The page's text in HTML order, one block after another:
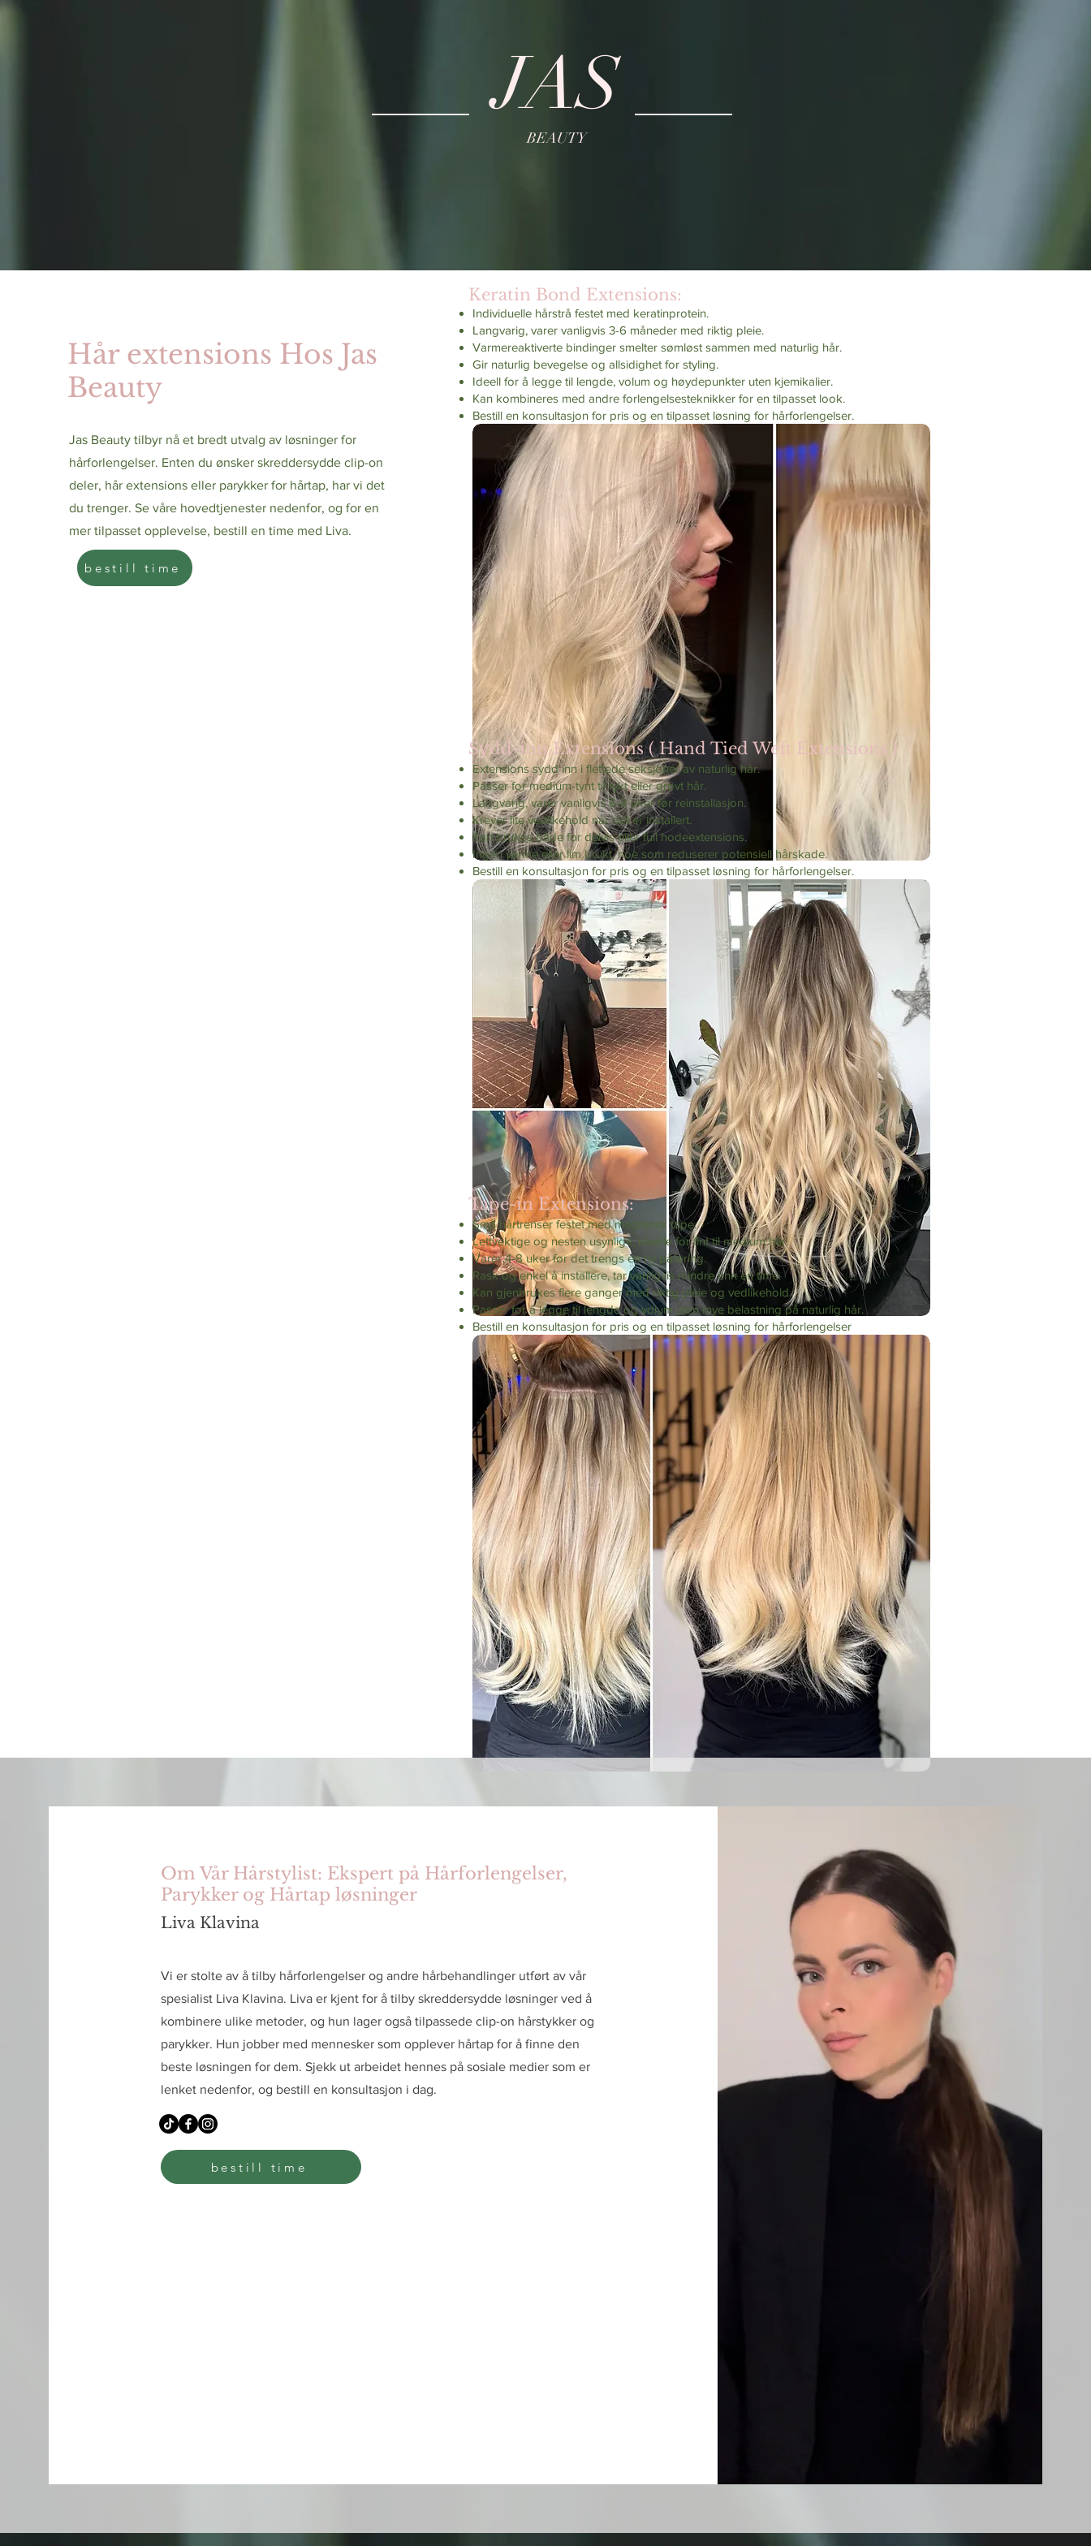
JAS
BEAUTY
Hår extensions Hos Jas
Beauty
Jas Beauty tilbyr nå et bredt utvalg av løsninger for
hårforlengelser. Enten du ønsker skreddersydde clip-on
deler, hår extensions eller parykker for hårtap, har vi det
du trenger. Se våre hovedtjenester nedenfor, og for en
mer tilpasset opplevelse, bestill en time med Liva.
bestill time
Keratin Bond Extensions:
Individuelle hårstrå festet med keratinprotein.
Langvarig, varer vanligvis 3-6 måneder med riktig pleie.
Varmereaktiverte bindinger smelter sømløst sammen med naturlig hår.
Gir naturlig bevegelse og allsidighet for styling.
Ideell for å legge til lengde, volum og høydepunkter uten kjemikalier.
Kan kombineres med andre forlengelsesteknikker for en tilpasset look.
Bestill en konsultasjon for pris og en tilpasset løsning for hårforlengelser.
Sydd-inn Extensions ( Hand Tied Weft Extensions )
Extensions sydd inn i flettede seksjoner av naturlig hår.
Passer for medium-tynt til tykt eller grovt hår.
Langvarig, varer vanligvis 6-8 uker før reinstallasjon.
Krever lite vedlikehold når det er installert.
Kan brukes både for delvis eller full hodeextensions.
Ingen varme eller lim brukt, noe som reduserer potensiell hårskade.
Bestill en konsultasjon for pris og en tilpasset løsning for hårforlengelser.
Tape-in Extensions:
Små hårtrenser festet med medisinsk tape.
Lettvektige og nesten usynlige, ideelle for fint til medium hår.
Varer 4-8 uker før det trengs en ny påføring.
Rask og enkel å installere, tar vanligvis mindre enn en time.
Kan gjenbrukes flere ganger med riktig pleie og vedlikehold.
Passer for å legge til lengde og volum uten mye belastning på naturlig hår.
Bestill en konsultasjon for pris og en tilpasset løsning for hårforlengelser
Om Vår Hårstylist: Ekspert på Hårforlengelser,
Parykker og Hårtap løsninger
Liva Klavina
Vi er stolte av å tilby hårforlengelser og andre hårbehandlinger utført av vår
spesialist Liva Klavina. Liva er kjent for å tilby skreddersydde løsninger ved å
kombinere ulike metoder, og hun lager også tilpassede clip-on hårstykker og
parykker. Hun jobber med mennesker som opplever hårtap for å finne den
beste løsningen for dem. Sjekk ut arbeidet hennes på sosiale medier som er
lenket nedenfor, og bestill en konsultasjon i dag.
bestill time